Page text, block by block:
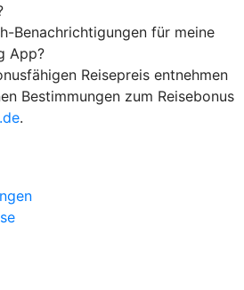
Benachrichtigungen für meine
App?
Reisepreis entnehmen
Bestimmungen zum Reisebonus
.